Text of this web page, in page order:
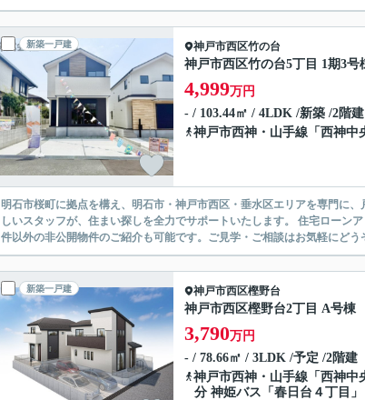
新築一戸建 神戸市西区竹の台
神戸市西区竹の台5丁目 1期3号
4,999万円
- / 103.44㎡ / 4LDK /新築 /2階建
神戸市西神・山手線 「 西神中
明石市桜町に拠点を構え、明石市・神戸市西区・垂水区エリアを専門に
しいスタッフが、住まい探しを全力でサポートいたします。 住宅ローン
件以外の非公開物件のご紹介も可能です。ご見学・ご相談はお気軽にどう
新築一戸建 神戸市西区樫野台
神戸市西区樫野台2丁目 A号棟
3,790万円
- / 78.66㎡ / 3LDK /予定 /2階建
神戸市西神・山手線 「 西神中
分 神姫バス「春日台４丁目